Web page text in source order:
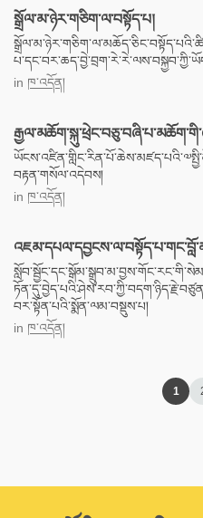
སྒྲོལ་མ་ཉེར་གཅིག་ལ་བསྟོད་པ།
in ཁ་འདོན།
བརྟན་གསོལ་འདེབས།
in ཁ་འདོན།
བར་སྟོན་པའི་སྨོན་ལམ་བསྡུས་པ།
in ཁ་འདོན།
1